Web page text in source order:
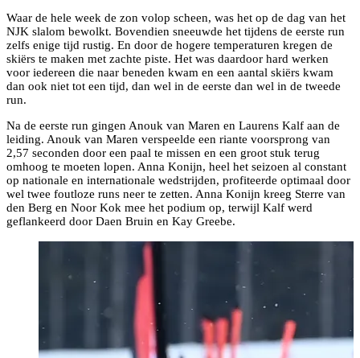
Waar de hele week de zon volop scheen, was het op de dag van het
NJK slalom bewolkt. Bovendien sneeuwde het tijdens de eerste run
zelfs enige tijd rustig. En door de hogere temperaturen kregen de
skiërs te maken met zachte piste. Het was daardoor hard werken
voor iedereen die naar beneden kwam en een aantal skiërs kwam
dan ook niet tot een tijd, dan wel in de eerste dan wel in de tweede
run.
Na de eerste run gingen Anouk van Maren en Laurens Kalf aan de
leiding. Anouk van Maren verspeelde een riante voorsprong van
2,57 seconden door een paal te missen en een groot stuk terug
omhoog te moeten lopen. Anna Konijn, heel het seizoen al constant
op nationale en internationale wedstrijden, profiteerde optimaal door
wel twee foutloze runs neer te zetten. Anna Konijn kreeg Sterre van
den Berg en Noor Kok mee het podium op, terwijl Kalf werd
geflankeerd door Daen Bruin en Kay Greebe.